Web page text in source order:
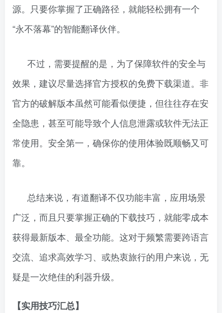
源。只要你掌握了正确路径，就能轻松拥有一个
“永不落幕”的智能翻译伙伴。
不过，需要提醒的是，为了保障软件的安全与
效果，建议尽量选择官方授权的免费下载渠道。非
官方的破解版本虽然可能看似便捷，但往往存在安
全隐患，甚至可能导致个人信息泄露或软件无法正
常使用。安全第一，确保你的使用体验既顺畅又可
靠。
总结来说，有道翻译不仅功能丰富，应用场景
广泛，而且只要掌握正确的下载技巧，就能零成本
获得最新版本、最全功能。这对于频繁需要跨语言
交流、追求高效学习、或热衷旅行的用户来说，无
疑是一次绝佳的利器升级。
【实用技巧汇总】